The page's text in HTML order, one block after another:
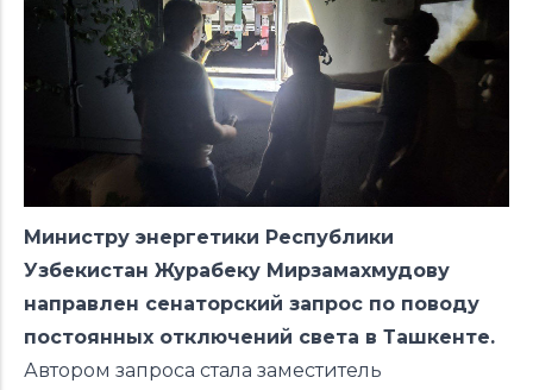
Министру энергетики Республики
Узбекистан Журабеку Мирзамахмудову
направлен сенаторский запрос по поводу
постоянных отключений света в Ташкенте.
Автором запроса стала заместитель